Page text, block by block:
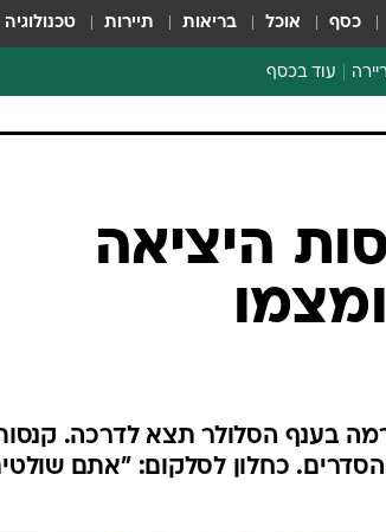
כסף אוכל בריאות תיירות טכנולוגיה
עוד בכסף
ספורט ביזנס
היציאה